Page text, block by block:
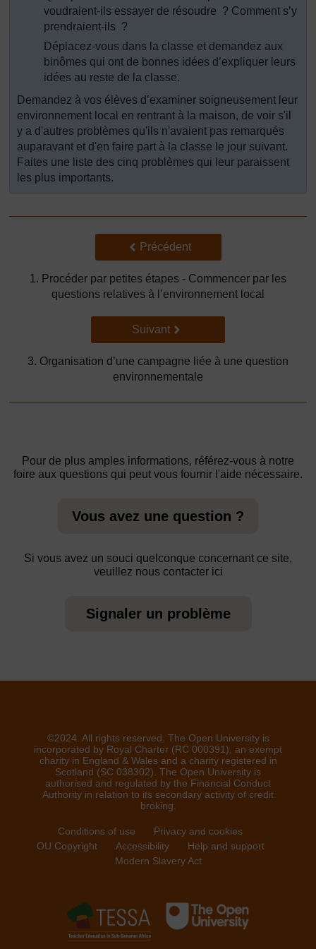
voudraient-ils essayer de résoudre ? Comment s’y
prendraient-ils ?
Déplacez-vous dans la classe et demandez aux
binômes qui ont de bonnes idées d’expliquer leurs
idées au reste de la classe.
Demandez à vos élèves d’examiner soigneusement leur
environnement local en rentrant à la maison, de voir s'il
y a d'autres problèmes qu'ils n'avaient pas remarqués
auparavant et d'en faire part à la classe le jour suivant.
Faites une liste des cinq problèmes qui leur paraissent
les plus importants.
Précédent
Précédent
1. Procéder par petites étapes - Commencer par les
questions relatives à l’environnement local
Suivant
Suivant
3. Organisation d’une campagne liée à une question
environnementale
Pour de plus amples informations, référez-vous à notre
foire aux questions qui peut vous fournir l'aide nécessaire.
Vous avez une question ?
Si vous avez un souci quelconque concernant ce site,
veuillez nous contacter ici
Signaler un problème
©2024. All rights reserved. The Open University is
incorporated by Royal Charter (RC 000391), an exempt
charity in England & Wales and a charity registered in
Scotland (SC 038302). The Open University is
authorised and regulated by the Financial Conduct
Authority in relation to its secondary activity of credit
broking.
Conditions of use
Privacy and cookies
OU Copyright
Accessibility
Help and support
Modern Slavery Act